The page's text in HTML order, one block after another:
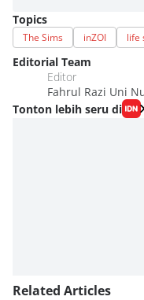
Topics
The Sims inZOI life
Editorial Team
Editor
Fahrul Razi Uni
Tonton lebih seru di
Related Articles